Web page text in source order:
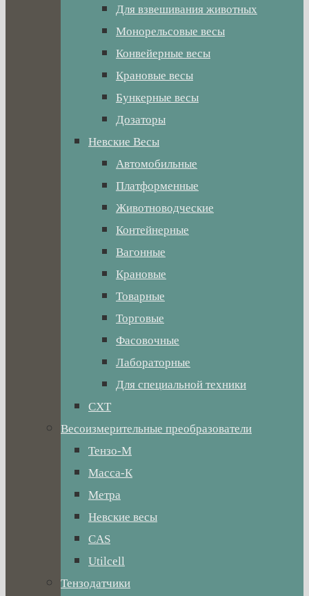
Для взвешивания животных
Монорельсовые весы
Конвейерные весы
Крановые весы
Бункерные весы
Дозаторы
Невские Весы
Автомобильные
Платформенные
Животноводческие
Контейнерные
Вагонные
Крановые
Товарные
Торговые
Фасовочные
Лабораторные
Для специальной техники
СХТ
Весоизмерительные преобразователи
Тензо-М
Масса-К
Метра
Невские весы
CAS
Utilcell
Тензодатчики